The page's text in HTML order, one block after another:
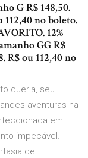
G R$ 148,50.
112,40 no boleto.
12%
GG R$
R$ ou 112,40 no
queria, seu
aventuras na
em
impecável.
de